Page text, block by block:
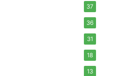
37
36
31
18
13